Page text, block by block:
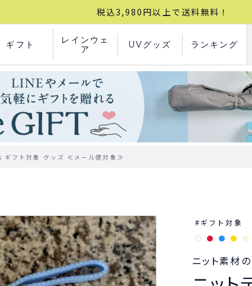
税込3,980円以上で送料無料！
ギフト
レインウェ
ア
UVグッズ ランキング
フト対象 グッズ ≪メール便対象≫
ギフト対象
ニット素材